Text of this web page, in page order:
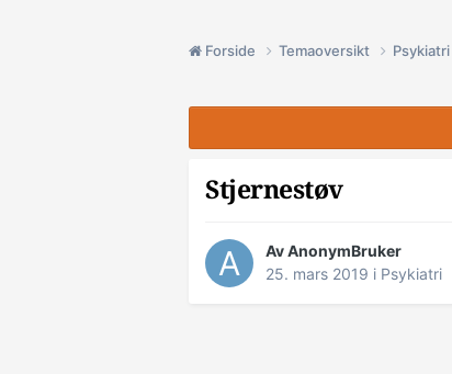
Forside Temaoversikt Psykiatri
Stjernestøv
Av AnonymBruker
25. mars 2019 i Psykiatri